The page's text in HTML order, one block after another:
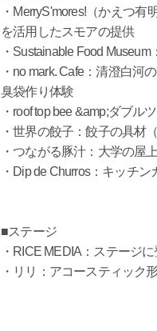
・MerryS'mores!（かえつ
を活用したスモアの提供
・Sustainable Food
・no mark. Cafe：清澄白
臭袋作り体験
・roof top bee &amp;ダブ
・世界の餃子：餃子の具材
・つながる豚汁：大学の屋
・Dip de Churros：キッチ
■ステージ
・RICE MEDIA：ステージ
・リリ：アコースティック